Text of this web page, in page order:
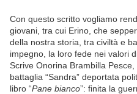
Con questo scritto vogliamo
giovani, tra cui Erino, che
della nostra storia, tra civiltà e
impegno, la loro fede nei valori
Scrive Onorina Brambilla
battaglia “Sandra” deportata
libro “Pane bianco”: finita la